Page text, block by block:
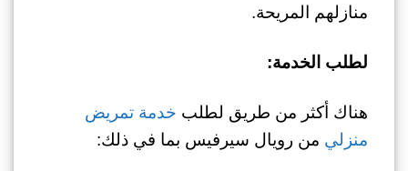
منازلهم المريحة.
لطلب الخدمة:
هناك أكثر من طريق لطلب خدمة تمريض
منزلي من رويال سيرفيس بما في ذلك: